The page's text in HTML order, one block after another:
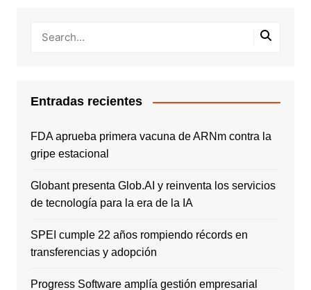
Entradas recientes
FDA aprueba primera vacuna de ARNm contra la
gripe estacional
Globant presenta Glob.AI y reinventa los servicios
de tecnología para la era de la IA
SPEI cumple 22 años rompiendo récords en
transferencias y adopción
Progress Software amplía gestión empresarial